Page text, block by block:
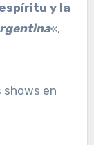
y la
«,